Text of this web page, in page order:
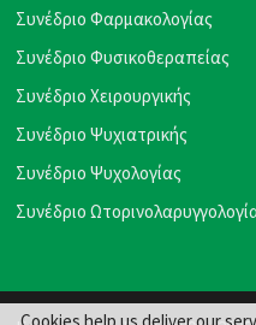
Συνέδριο Φαρμακολογίας
Συνέδριο Φυσικοθεραπείας
Συνέδριο Χειρουργικής
Συνέδριο Ψυχιατρικής
Συνέδριο Ψυχολογίας
Συνέδριο